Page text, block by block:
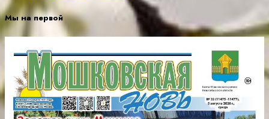
Мы на первой